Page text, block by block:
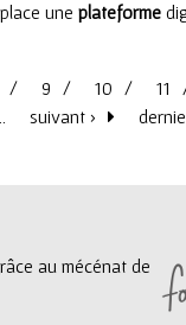
une plateforme
9 10
11
suivant ›
au mécénat de